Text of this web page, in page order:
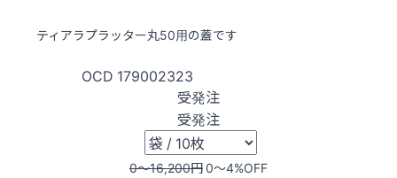
ティアラプラッター丸50用の蓋です
OCD 179002323
受発注
受発注
0〜16,200円0〜4%OFF